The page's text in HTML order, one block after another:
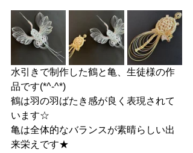
水引きで制作した鶴と亀、生徒様の作
品です(*^-^*)
鶴は羽の羽ばたき感が良く表現されて
います☆
亀は全体的なバランスが素晴らしい出
来栄えです★